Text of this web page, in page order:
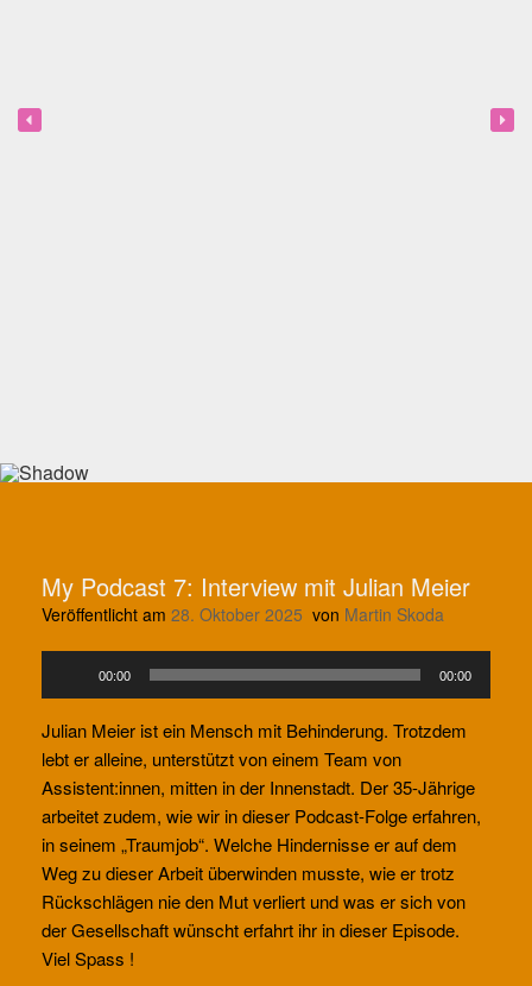
My Podcast 7: Interview mit Julian Meier
Veröffentlicht am 28. Oktober 2025 von Martin Skoda
Player
00:00 00:00
Julian Meier ist ein Mensch mit Behinderung. Trotzdem
lebt er alleine, unterstützt von einem Team von
Assistent:innen, mitten in der Innenstadt. Der 35-Jährige
arbeitet zudem, wie wir in dieser Podcast-Folge erfahren,
in seinem „Traumjob“. Welche Hindernisse er auf dem
Weg zu dieser Arbeit überwinden musste, wie er trotz
Rückschlägen nie den Mut verliert und was er sich von
der Gesellschaft wünscht erfahrt ihr in dieser Episode.
Viel Spass !